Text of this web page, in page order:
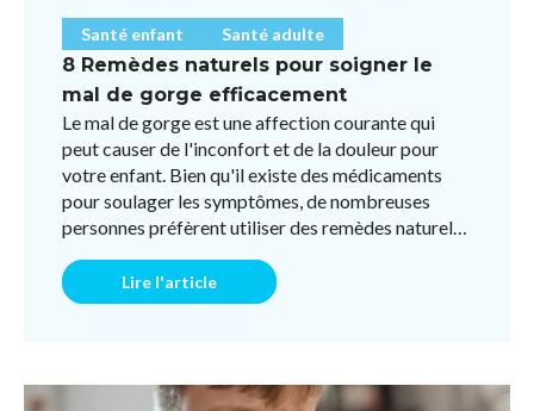
Santé enfant Santé adulte
8 Remèdes naturels pour soigner le
mal de gorge efficacement
Le mal de gorge est une affection courante qui
peut causer de l'inconfort et de la douleur pour
votre enfant. Bien qu'il existe des médicaments
pour soulager les symptômes, de nombreuses
personnes préfèrent utiliser des remèdes naturels
Lire l'article